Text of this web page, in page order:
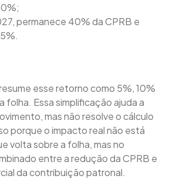
permanece 40% da CPRB e
esse retorno como 5%, 10%
folha. Essa simplificação ajuda a
mas não resolve o cálculo
porque o impacto real não está
volta sobre a folha, mas no
entre a redução da CPRB e
da contribuição patronal.